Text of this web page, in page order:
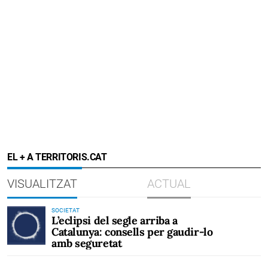
EL + A TERRITORIS.CAT
VISUALITZAT ACTUAL
SOCIETAT
L’eclipsi del segle arriba a
Catalunya: consells per gaudir-lo
amb seguretat